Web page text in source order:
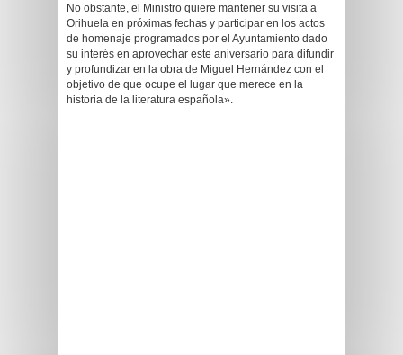
No obstante, el Ministro quiere mantener su visita a
Orihuela en próximas fechas y participar en los actos
de homenaje programados por el Ayuntamiento dado
su interés en aprovechar este aniversario para difundir
y profundizar en la obra de Miguel Hernández con el
objetivo de que ocupe el lugar que merece en la
historia de la literatura española».